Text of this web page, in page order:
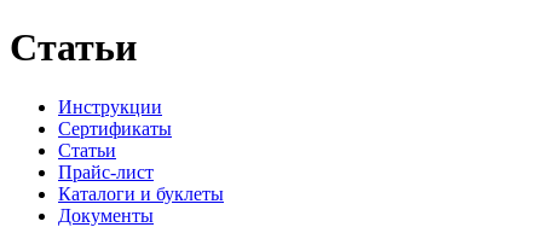
Статьи
Инструкции
Сертификаты
Статьи
Прайс-лист
Каталоги и буклеты
Документы